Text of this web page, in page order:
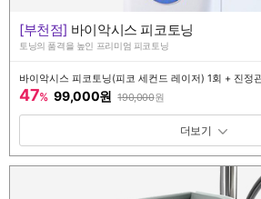
[부천점] 바이악시스 피코토닝
토닝의 품격을 높인 프리미엄 피코토닝
바이악시스 피코토닝(피코 세컨드 레이저) 1회 + 진정
47% 99,000원 190,000원
패키지 보